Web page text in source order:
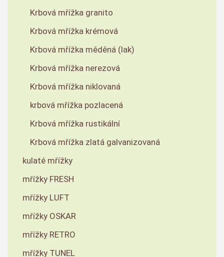
Krbová mřížka granito
Krbová mřížka krémová
Krbová mřížka měděná (lak)
Krbová mřížka nerezová
Krbová mřížka niklovaná
krbová mřížka pozlacená
Krbová mřížka rustikální
Krbová mřížka zlatá galvanizovaná
kulaté mřížky
mřížky FRESH
mřížky LUFT
mřížky OSKAR
mřížky RETRO
mřížky TUNEL